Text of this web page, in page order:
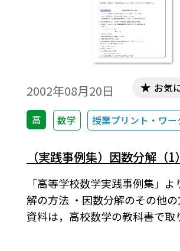
2002年08月20日
高 数学 授業プリント・ワー
お気
（実践事例集）因数分解（1
「高等学校数学実践事例集」
解の方法 ・因数分解のその他
資料は，高校数学の教科書で取